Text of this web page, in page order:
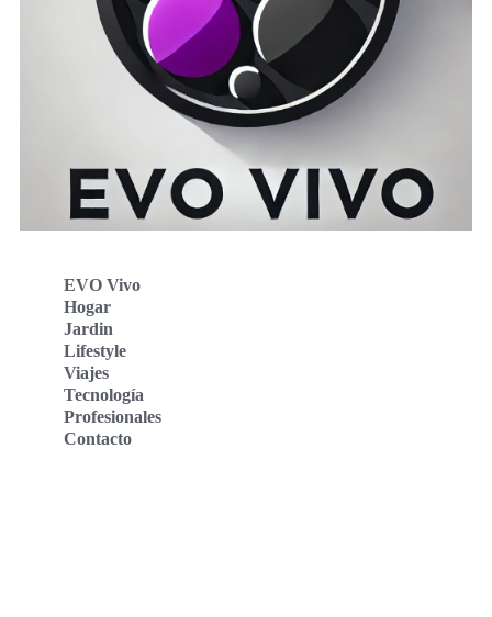
EVO Vivo
Hogar
Jardin
Lifestyle
Viajes
Tecnología
Profesionales
Contacto